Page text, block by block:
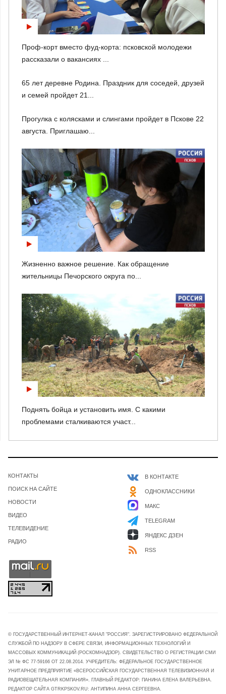
Проф-корт вместо фуд-корта: псковской молодежи
рассказали о вакансиях ...
65 лет деревне Родина. Праздник для соседей, друзей
и семей пройдет 21...
Прогулка с колясками и слингами пройдет в Пскове 22
августа. Приглашаю...
Жизненно важное решение. Как обращение
жительницы Печорского округа по...
Поднять бойца и установить имя. С какими
проблемами сталкиваются участ...
КОНТАКТЫ
ПОИСК НА САЙТЕ
НОВОСТИ
ВИДЕО
ТЕЛЕВИДЕНИЕ
РАДИО
В КОНТАКТЕ
ОДНОКЛАССНИКИ
МАКС
TELEGRAM
ЯНДЕКС ДЗЕН
RSS
© ГОСУДАРСТВЕННЫЙ ИНТЕРНЕТ-КАНАЛ "РОССИЯ". ЗАРЕГИСТРИРОВАНО ФЕДЕРАЛЬНОЙ
СЛУЖБОЙ ПО НАДЗОРУ В СФЕРЕ СВЯЗИ, ИНФОРМАЦИОННЫХ ТЕХНОЛОГИЙ И
МАССОВЫХ КОММУНИКАЦИЙ (РОСКОМНАДЗОР). СВИДЕТЕЛЬСТВО О РЕГИСТРАЦИИ СМИ
ЭЛ № ФС 77-59166 ОТ 22.08.2014. УЧРЕДИТЕЛЬ: ФЕДЕРАЛЬНОЕ ГОСУДАРСТВЕННОЕ
УНИТАРНОЕ ПРЕДПРИЯТИЕ «ВСЕРОССИЙСКАЯ ГОСУДАРСТВЕННАЯ ТЕЛЕВИЗИОННАЯ И
РАДИОВЕЩАТЕЛЬНАЯ КОМПАНИЯ». ГЛАВНЫЙ РЕДАКТОР: ПАНИНА ЕЛЕНА ВАЛЕРЬЕВНА.
РЕДАКТОР САЙТА GTRKPSKOV.RU: АНТИПИНА АННА СЕРГЕЕВНА.